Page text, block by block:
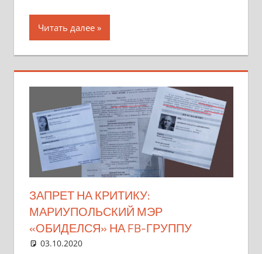
Читать далее
ЗАПРЕТ НА КРИТИКУ:
МАРИУПОЛЬСКИЙ МЭР
«ОБИДЕЛСЯ» НА FB-ГРУППУ
03.10.2020